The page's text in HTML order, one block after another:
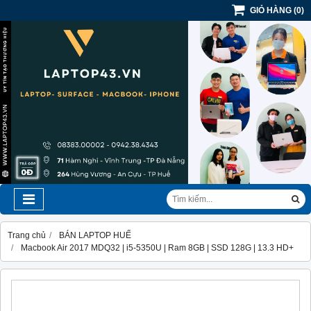
GIỎ HÀNG (0)
Trang chủ
BÁN LAPTOP HUẾ
Macbook Air 2017 MDQ32 | i5-5350U | Ram 8GB | SSD 128G | 13.3 HD+